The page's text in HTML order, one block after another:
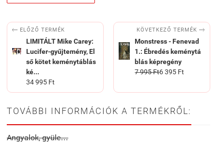
 ELŐZŐ TERMÉK
LIMITÁLT Mike Carey:
Lucifer-gyűjtemény, El
ső kötet keménytáblás
ké...
34 995 Ft
KÖVETKEZŐ TERMÉK 
Monstress - Fenevad
1.: Ébredés keménytá
blás képregény
7 995 Ft6 395 Ft
TOVÁBBI INFORMÁCIÓK A TERMÉKRŐL:
Angyalok, gyüle…